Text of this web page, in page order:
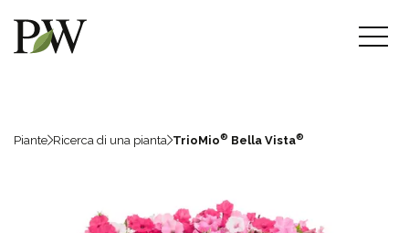
Piante Ricerca di una pianta TrioMio® Bella Vista®